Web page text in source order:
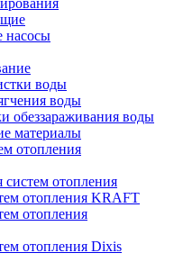
насосы
воды
воды
обеззараживания воды
материалы
отопления
систем отопления
отопления KRAFT
отопления
отопления Dixis